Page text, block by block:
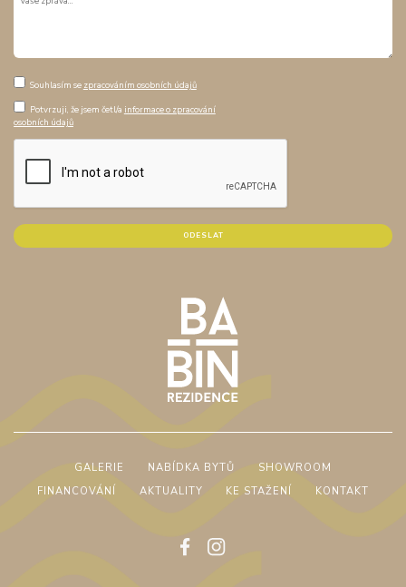
Souhlasím se zpracováním osobních údajů
Potvrzuji, že jsem četl/a informace o zpracování
osobních údajů
GALERIE NABÍDKA BYTŮ
SHOWROOM
FINANCOVÁNÍ
AKTUALITY KE STAŽENÍ KONTAKT